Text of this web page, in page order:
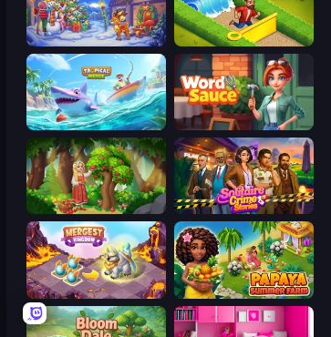
Snow Farm Happy New Year Park Town
Tropical Merge Word Sauce
Northern Merge Solitaire Crime Stories
Mergest Kingdom Papaya Summer Farm